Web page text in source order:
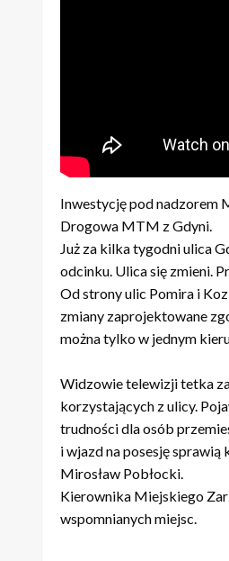
Inwestycję pod nadzorem
Drogowa MTM z Gdyni.
Już za kilka tygodni ulica
odcinku. Ulica się zmieni.
Od strony ulic Pomira i
zmiany zaprojektowane
można tylko w jednym
Widzowie telewizji tetka
korzystających z ulicy.
trudności dla osób
i wjazd na posesję
Mirosław Pobłocki.
Kierownika Miejskiego
wspomnianych miejsc.